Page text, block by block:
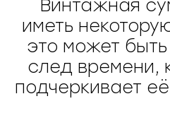
Винтажная
иметь
это может
след времени,
подчеркивает